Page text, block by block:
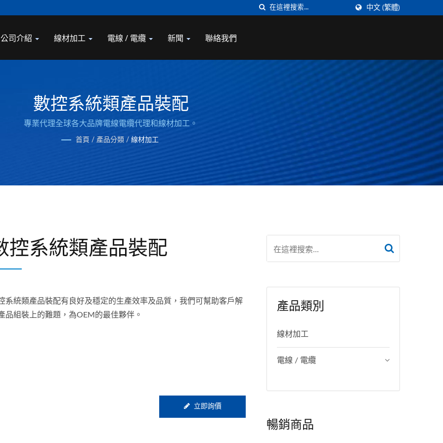
中文 (繁體)
公司介紹 線材加工 電線 / 電纜 新聞 聯絡我們
數控系統類產品裝配
專業代理全球各大品牌電線電纜代理和線材加工。
首頁 / 產品分類 / 線材加工
控系統類產品裝配
系統類產品裝配有良好及穩定的生產效率及品質，我們可幫助客戶解
品組裝上的難題，為OEM的最佳夥伴。
立即詢價
產品類別
線材加工
電線 / 電纜
暢銷商品